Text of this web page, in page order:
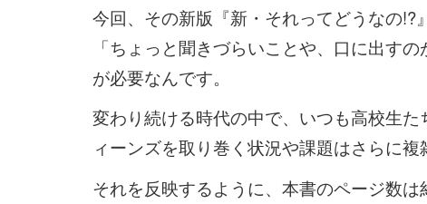
今回、その新版『新・それってどうなの
「ちょっと聞きづらいことや、口に出す
が必要なんです。
変わり続ける時代の中で、いつも高校生
ィーンズを取り巻く状況や課題はさらに複
それを反映するように、本書のページ数